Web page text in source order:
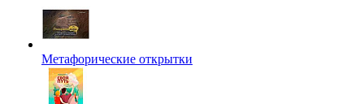
Метафорические открытки